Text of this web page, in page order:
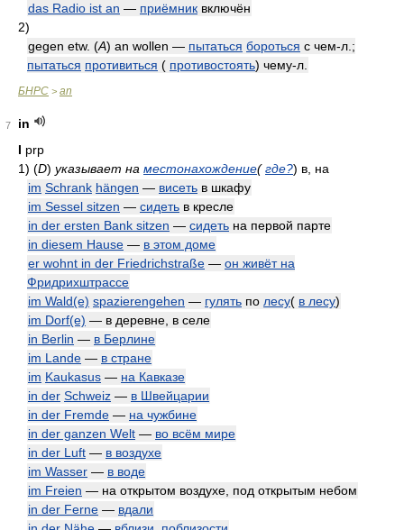
das Radio ist an — приёмник включён
2)
gegen etw. (A) an wollen — пытаться бороться с чем-л.;
пытаться противиться ( противостоять) чему-л.
БНРС > an
7
in
I prp
1) (D) указывает на местонахождение(где?) в, на
im Schrank hängen — висеть в шкафу
im Sessel sitzen — сидеть в кресле
in der ersten Bank sitzen — сидеть на первой парте
in diesem Hause — в этом доме
er wohnt in der Friedrichstraße — он живёт на
Фридрихштрассе
im Wald(e) spazierengehen — гулять по лесу( в лесу)
im Dorf(e) — в деревне, в селе
in Berlin — в Берлине
im Lande — в стране
im Kaukasus — на Кавказе
in der Schweiz — в Швейцарии
in der Fremde — на чужбине
in der ganzen Welt — во всём мире
in der Luft — в воздухе
im Wasser — в воде
im Freien — на открытом воздухе, под открытым небом
in der Ferne — вдали